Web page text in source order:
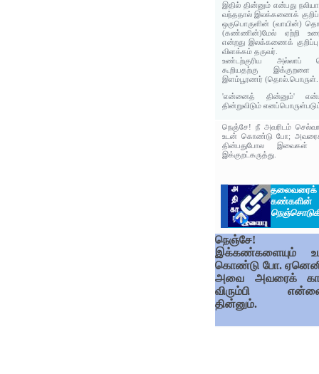
இதில் தின்னும் என்பது
வந்ததால் இலக்கணைக்
ஒருபொருளின் (வாயின்)
(கண்ணின்)மேல் ஏற்றி
என்றது இலக்கணைக்
விளக்கம் தருவர்.
உண்டற்குரிய அல்லாப்
கூறியதற்கு
இளம்பூரணர் (தொல்.பொருள்.
'என்னைத் தின்னும்'
தின்றுவிடும்
நெஞ்சே! நீ அவரிடம்
உடன் கொண்டு போ;
தின்பதுபோல இவைகள்
இக்குறட்கருத்து.
நெஞ்சே!
இக்கண்களையும்
கொண்டு போ.
அவை அவரைக்
விரும்பி
தின்னும்.